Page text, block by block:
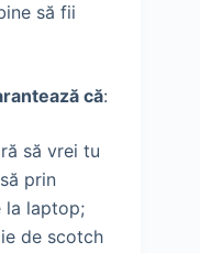
să fii
că:
să vrei tu
prin
la laptop;
de scotch